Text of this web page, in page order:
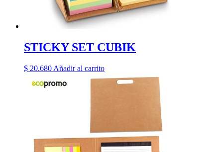
STICKY SET CUBIK
$ 20.680 Añadir al carrito